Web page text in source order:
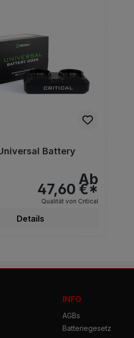
Battery
Ab
47,60 €*
Qualität von Critical
Details
INFO
AGBs
Batteriegesetz